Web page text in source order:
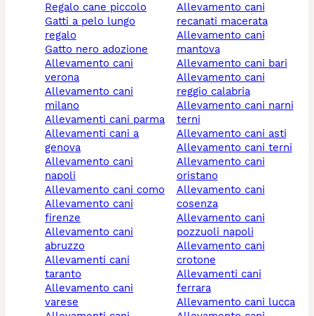
regalo cane piccolo
gatti a pelo lungo
regalo
gatto nero adozione
allevamento cani
verona
allevamento cani
milano
allevamenti cani parma
allevamenti cani a
genova
allevamento cani
napoli
allevamento cani como
allevamento cani
firenze
allevamento cani
abruzzo
allevamenti cani
taranto
allevamento cani
varese
allevamento cani
recanati macerata
allevamento cani
mantova
allevamento cani bari
allevamento cani
reggio calabria
allevamento cani narni
terni
allevamento cani asti
allevamento cani terni
allevamento cani
oristano
allevamento cani
cosenza
allevamento cani
pozzuoli napoli
allevamento cani
crotone
allevamenti cani
ferrara
allevamento cani lucca